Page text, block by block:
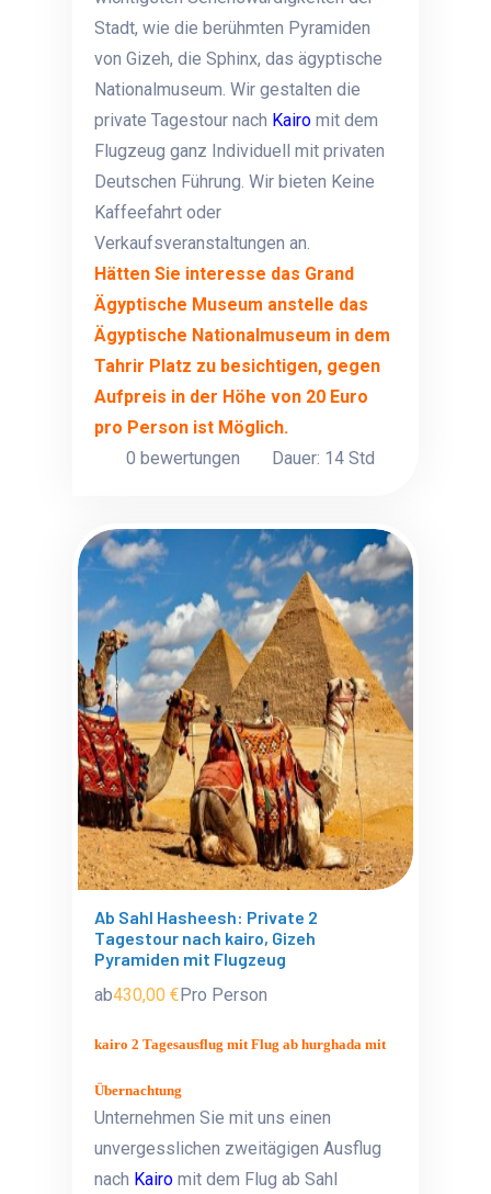
Stadt, wie die berühmten Pyramiden
von Gizeh, die Sphinx, das ägyptische
Nationalmuseum. Wir gestalten die
private Tagestour nach Kairo mit dem
Flugzeug ganz Individuell mit privaten
Deutschen Führung. Wir bieten Keine
Kaffeefahrt oder
Verkaufsveranstaltungen an.
Hätten Sie interesse das Grand
Ägyptische Museum anstelle das
Ägyptische Nationalmuseum in dem
Tahrir Platz zu besichtigen, gegen
Aufpreis in der Höhe von 20 Euro
pro Person ist Möglich.
0 bewertungen
Dauer: 14 Std
Ab Sahl Hasheesh: Private 2
Tagestour nach kairo, Gizeh
Pyramiden mit Flugzeug
ab430,00 €Pro Person
kairo 2 Tagesausflug mit Flug ab hurghada mit
Übernachtung
Unternehmen Sie mit uns einen
unvergesslichen zweitägigen Ausflug
nach Kairo mit dem Flug ab Sahl